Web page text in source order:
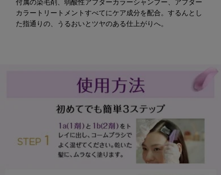
付属の染毛剤、弱酸性アフターカラーシャンプー、アフター
カラートリートメントすべてにケア成分を配合。するんとし
た指通りの、うるおいとツヤのある仕上がりへ。